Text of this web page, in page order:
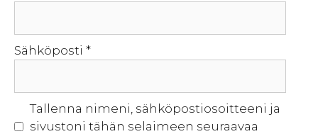
Sähköposti *
Tallenna nimeni, sähköpostiosoitteeni ja
sivustoni tähän selaimeen seuraavaa